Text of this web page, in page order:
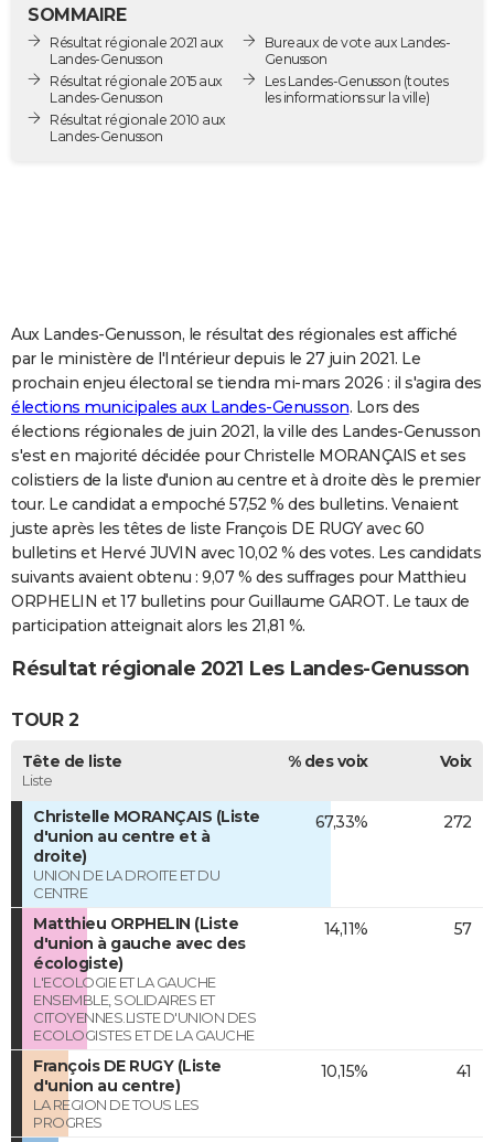
Destinations
City break
Voyage nature
Voyage de noces
Forum
Climat
GUIDES D'ACHAT
BONS PLANS
S'inscrire
Se connecter
Lycées
Collèges
Primaires
Universités
Entreprises
Service militaire
Avis de recherche
AVIS DE DÉCÈS
FORUM
Bricolage
Lifestyle
Culture
Sport
Auto
Television
Voyage
Cinema
SOMMAIRE
Résultat régionale 2021 aux
Landes-Genusson
Résultat régionale 2015 aux
Landes-Genusson
Résultat régionale 2010 aux
Landes-Genusson
Bureaux de vote aux Landes-
Genusson
Les Landes-Genusson (toutes
les informations sur la ville)
Aux Landes-Genusson, le résultat des régionales est affiché
par le ministère de l'Intérieur depuis le 27 juin 2021. Le
prochain enjeu électoral se tiendra mi-mars 2026 : il s'agira des
élections municipales aux Landes-Genusson. Lors des
élections régionales de juin 2021, la ville des Landes-Genusson
s'est en majorité décidée pour Christelle MORANÇAIS et ses
colistiers de la liste d'union au centre et à droite dès le premier
tour. Le candidat a empoché 57,52 % des bulletins. Venaient
juste après les têtes de liste François DE RUGY avec 60
bulletins et Hervé JUVIN avec 10,02 % des votes. Les candidats
suivants avaient obtenu : 9,07 % des suffrages pour Matthieu
ORPHELIN et 17 bulletins pour Guillaume GAROT. Le taux de
participation atteignait alors les 21,81 %.
Résultat régionale 2021 Les Landes-Genusson
TOUR 2
Tête de liste
Liste
% des voix Voix
Christelle MORANÇAIS (Liste
d'union au centre et à
droite)
UNION DE LA DROITE ET DU
CENTRE
67,33% 272
Matthieu ORPHELIN (Liste
d'union à gauche avec des
écologiste)
L'ECOLOGIE ET LA GAUCHE
ENSEMBLE, SOLIDAIRES ET
CITOYENNES.LISTE D'UNION DES
ECOLOGISTES ET DE LA GAUCHE
14,11% 57
François DE RUGY (Liste
d'union au centre)
LA REGION DE TOUS LES
PROGRES
10,15% 41